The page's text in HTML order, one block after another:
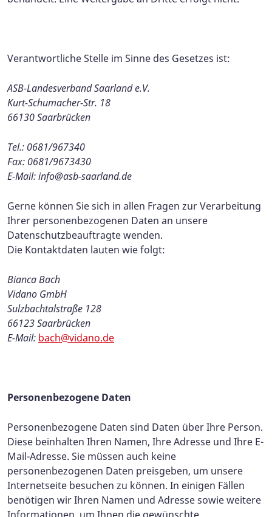
Verantwortliche Stelle im Sinne des Gesetzes ist:
ASB-Landesverband Saarland e.V.
Kurt-Schumacher-Str. 18
66130 Saarbrücken
Tel.: 0681/967340
Fax: 0681/9673430
E-Mail:info@asb-saarland.de
Gerne können Sie sich in allen Fragen zur Verarbeitung
Ihrer personenbezogenen Daten an unsere
Datenschutzbeauftragte wenden.
Die Kontaktdaten lauten wie folgt:
Bianca Bach
Vidano GmbH
Sulzbachtalstraße 128
66123 Saarbrücken
E-Mail: bach@vidano.de
Personenbezogene Daten
Personenbezogene Daten sind Daten über Ihre Person.
Diese beinhalten Ihren Namen, Ihre Adresse und Ihre E-
Mail-Adresse. Sie müssen auch keine
personenbezogenen Daten preisgeben, um unsere
Internetseite besuchen zu können. In einigen Fällen
benötigen wir Ihren Namen und Adresse sowie weitere